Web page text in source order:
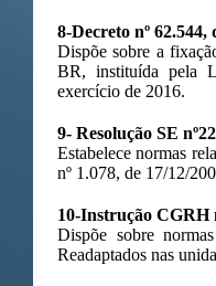
8-Decreto nº 62.544,
Dispõe sobre a
BR, instituída pela
exercício de 2016.
9- Resolução SE
Estabelece normas
nº 1.078, de 17/12/
10-Instrução CGRH
Dispõe sobre
Readaptados nas